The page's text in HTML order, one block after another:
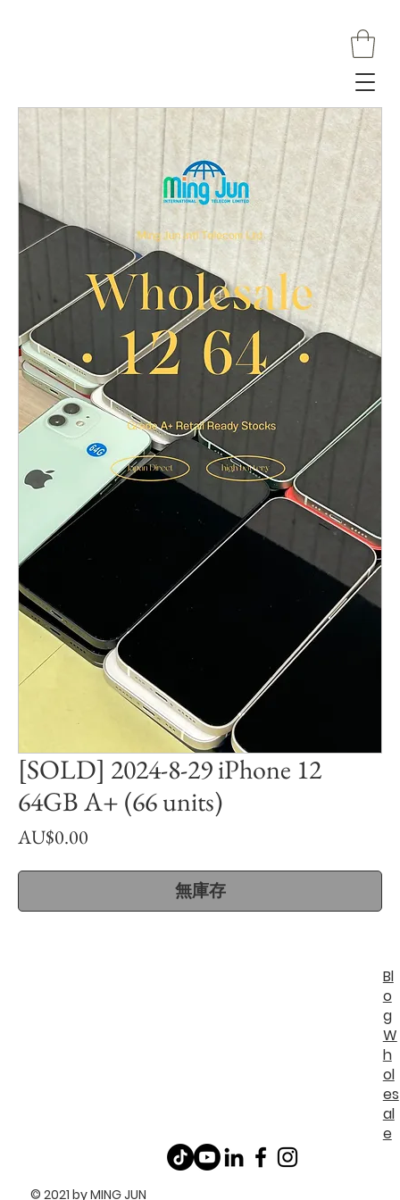
[SOLD] 2024-8-29 iPhone 12
64GB A+ (66 units)
AU$0.00
無庫存
© 2021 by MING JUN
Bl
o
g
W
h
ol
es
al
e